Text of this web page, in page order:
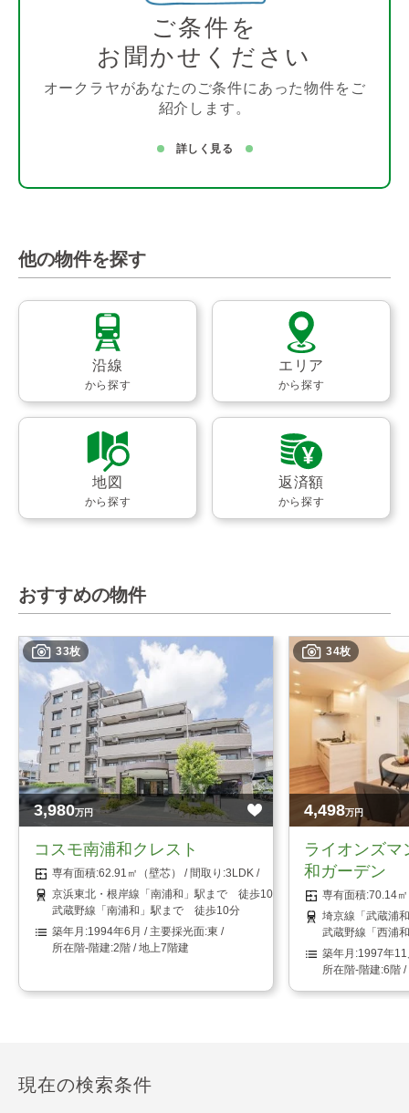
ご条件を
お聞かせください
オークラヤがあなたのご条件にあった物件をご
紹介します。
詳しく見る
他の物件を探す
沿線
から探す
エリア
から探す
地図
から探す
返済額
から探す
おすすめの物件
33枚
3,980万円
コスモ南浦和クレスト
62.91㎡（壁芯）
3LDK
京浜東北・根岸線「南浦和」駅まで 徒歩10分
武蔵野線「南浦和」駅まで 徒歩10分
1994年6月
東
2階 / 地上7階建
34枚
4,498万円
ライオンズマ
和ガーデン
70.14
埼京線「武蔵浦
武蔵野線「西浦
1997年11
6階 /
現在の検索条件